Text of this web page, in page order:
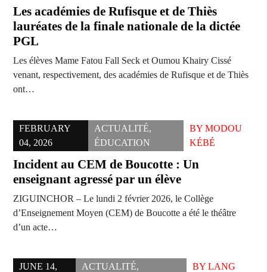
Les académies de Rufisque et de Thiès
lauréates de la finale nationale de la dictée
PGL
Les élèves Mame Fatou Fall Seck et Oumou Khairy Cissé
venant, respectivement, des académies de Rufisque et de Thiès
ont…
FEBRUARY
04, 2026
ACTUALITÉ,
ÉDUCATION
BYMODOU
KÉBÉ
Incident au CEM de Boucotte : Un
enseignant agressé par un élève
ZIGUINCHOR – Le lundi 2 février 2026, le Collège
d’Enseignement Moyen (CEM) de Boucotte a été le théâtre
d’un acte…
JUNE 14,
ACTUALITÉ,
BY LANG